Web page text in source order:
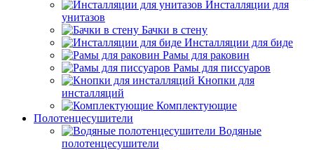
Инсталляции для
унитазов
Бачки в стену
Инсталляции для биде
Рамы для раковин
Рамы для писсуаров
Кнопки для
инсталляций
Комплектующие
Полотенцесушители
Водяные
полотенцесушители